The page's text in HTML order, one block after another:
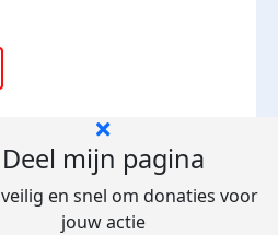
Deel mijn pagina
en snel om donaties voor
jouw actie